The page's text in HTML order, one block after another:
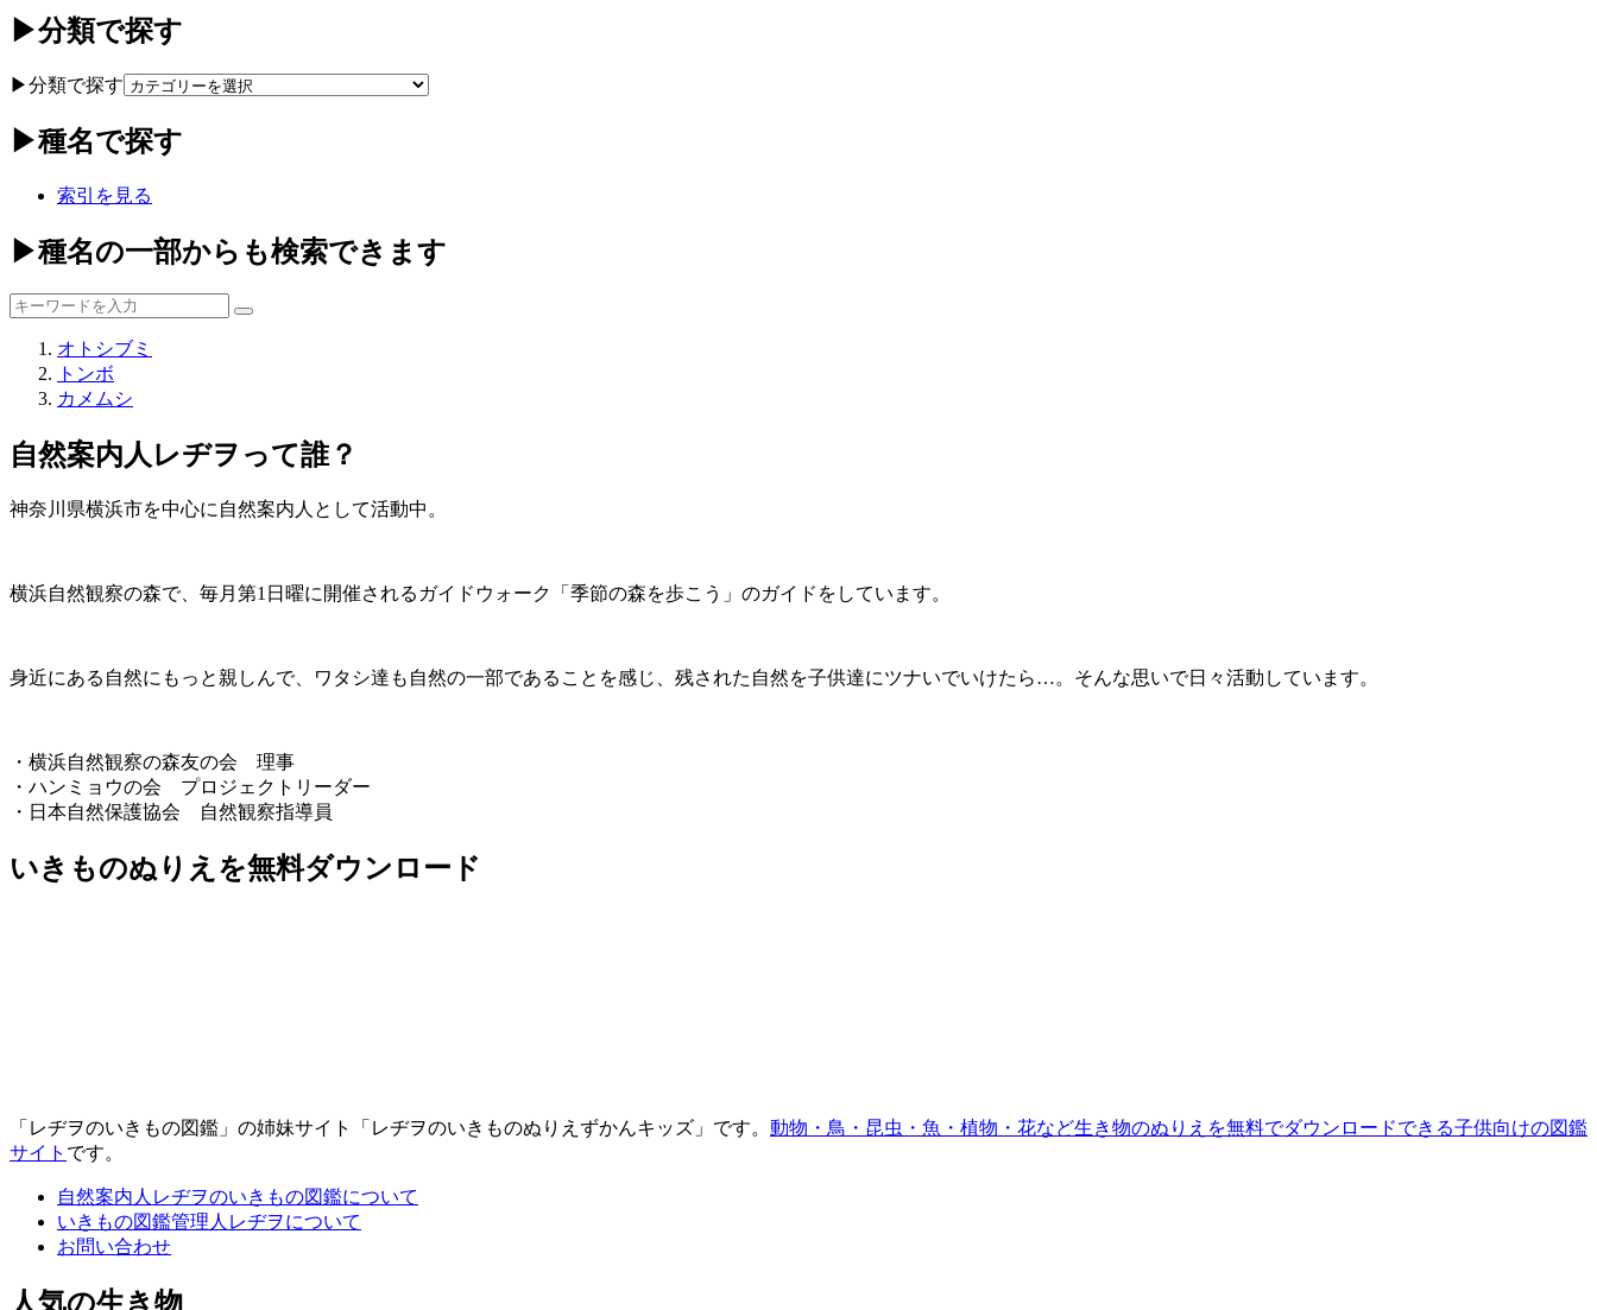
▶分類で探す
▶分類で探す
▶種名で探す
索引を見る
▶種名の一部からも検索できます
オトシブミ
トンボ
カメムシ
自然案内人レヂヲって誰？
神奈川県横浜市を中心に自然案内人として活動中。
横浜自然観察の森で、毎月第1日曜に開催されるガイドウォーク「季節の森を歩こう」のガイドをしています。
身近にある自然にもっと親しんで、ワタシ達も自然の一部であることを感じ、残された自然を子供達にツナいでいけたら…。そんな思いで日々活動しています。
・横浜自然観察の森友の会 理事
・ハンミョウの会 プロジェクトリーダー
・日本自然保護協会 自然観察指導員
いきものぬりえを無料ダウンロード
「レヂヲのいきもの図鑑」の姉妹サイト「レヂヲのいきものぬりえずかんキッズ」です。 動物・鳥・昆虫・魚・植物・花など生き物のぬりえを無料でダウンロードできる子供向けの図鑑
サイト です。
自然案内人レヂヲのいきもの図鑑について
いきもの図鑑管理人レヂヲについて
お問い合わせ
人気の生き物